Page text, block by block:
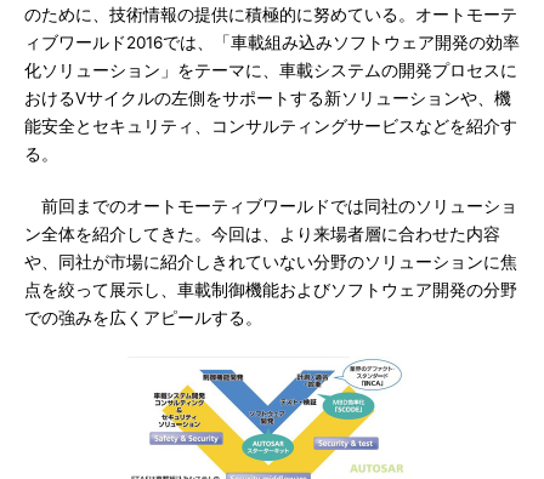
のために、技術情報の提供に積極的に努めている。オートモーテ
ィブワールド2016では、「車載組み込みソフトウェア開発の効率
化ソリューション」をテーマに、車載システムの開発プロセスに
おけるVサイクルの左側をサポートする新ソリューションや、機
能安全とセキュリティ、コンサルティングサービスなどを紹介す
る。
前回までのオートモーティブワールドでは同社のソリューショ
ン全体を紹介してきた。今回は、より来場者層に合わせた内容
や、同社が市場に紹介しきれていない分野のソリューションに焦
点を絞って展示し、車載制御機能およびソフトウェア開発の分野
での強みを広くアピールする。